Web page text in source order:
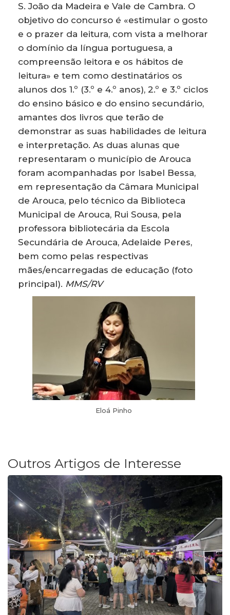
S. João da Madeira e Vale de Cambra. O
objetivo do concurso é «estimular o gosto
e o prazer da leitura, com vista a melhorar
o domínio da língua portuguesa, a
compreensão leitora e os hábitos de
leitura» e tem como destinatários os
alunos dos 1.º (3.º e 4.º anos), 2.º e 3.º ciclos
do ensino básico e do ensino secundário,
amantes dos livros que terão de
demonstrar as suas habilidades de leitura
e interpretação. As duas alunas que
representaram o município de Arouca
foram acompanhadas por Isabel Bessa,
em representação da Câmara Municipal
de Arouca, pelo técnico da Biblioteca
Municipal de Arouca, Rui Sousa, pela
professora bibliotecária da Escola
Secundária de Arouca, Adelaide Peres,
bem como pelas respectivas
mães/encarregadas de educação (foto
principal). MMS/RV
Eloá Pinho
Outros Artigos de Interesse